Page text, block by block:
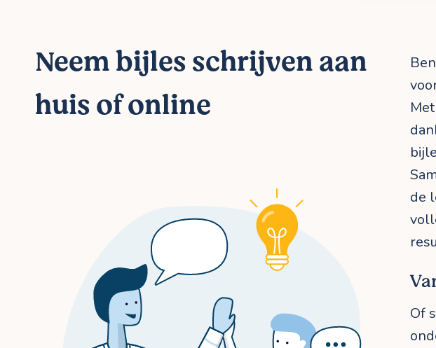
Neem bijles schrijven aan
huis of online
de
Of